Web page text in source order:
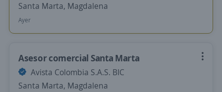
Santa Marta, Magdalena
Ayer
Asesor comercial Santa Marta
Avista Colombia S.A.S. BIC
Santa Marta, Magdalena